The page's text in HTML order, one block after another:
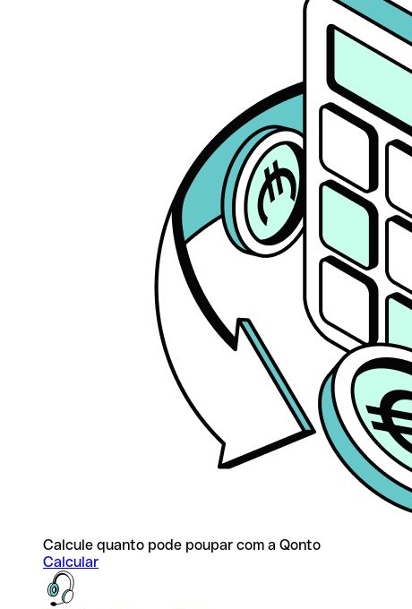
Calcule quanto pode poupar com a Qonto
Calcular